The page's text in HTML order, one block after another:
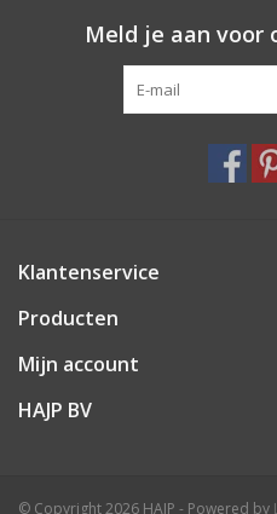
Lensbreedte: 55Meld je aan voor
Klantenservice
Producten
Mijn account
HAJP BV
© Copyright 2026 HAJP - Powered by